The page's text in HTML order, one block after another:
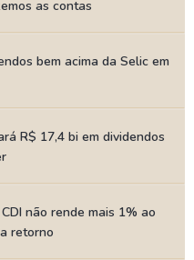
as contas
bem acima da Selic em
R$ 17,4 bi em dividendos
não rende mais 1% ao
retorno